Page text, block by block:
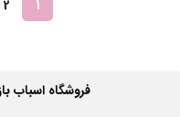
1
2
فروشگاه اسباب